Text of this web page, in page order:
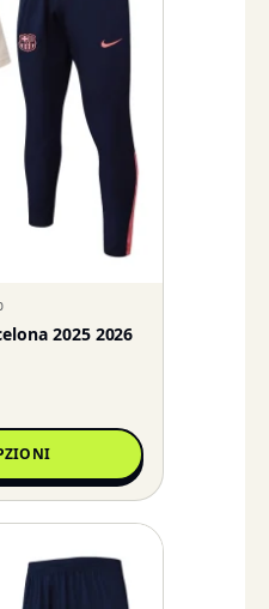
2025 2026